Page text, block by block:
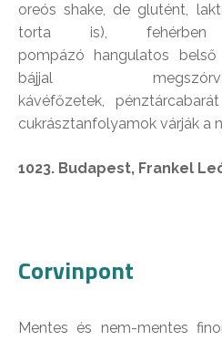
oreós shake, de glutént,
torta is), fehérben
pompázó hangulatos
bájjal
kávéfőzetek,
cukrásztanfolyamok várják a
1023. Budapest, Frankel
Corvinpont
Mentes és nem-mentes